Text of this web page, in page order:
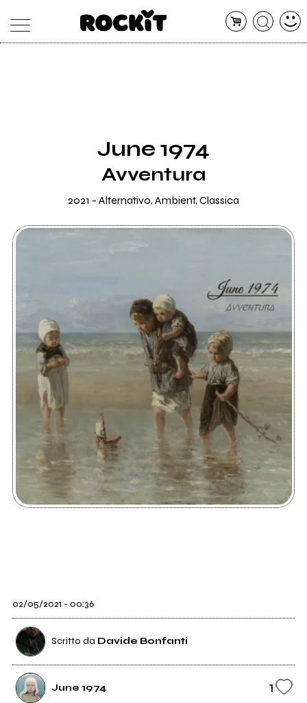
June 1974
Avventura
2021 - Alternativo, Ambient, Classica
02/05/2021 - 00:36
Scritto da Davide Bonfanti
June 1974 1